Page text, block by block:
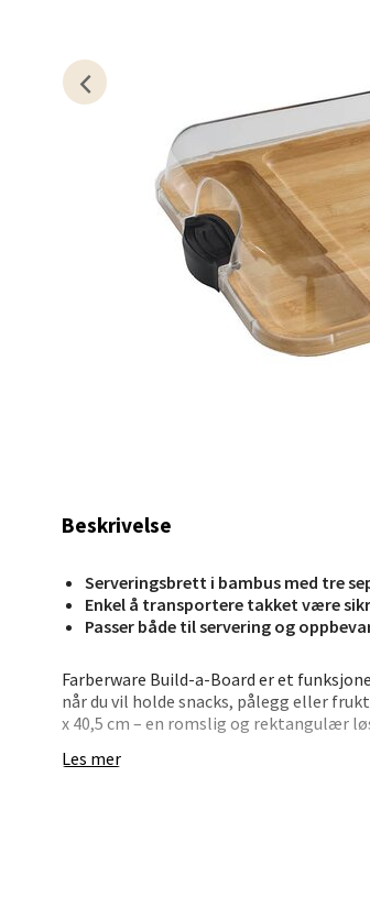
Beskrivelse
Serveringsbrett i bambus med tre
Enkel å transportere takket være
Passer både til servering og
Farberware Build-a-Board er et
når du vil holde snacks, pålegg eller
x 40,5 cm – en romslig og rektangulær
Lokket er gjennomsiktig, slik at du alltid
Les mer